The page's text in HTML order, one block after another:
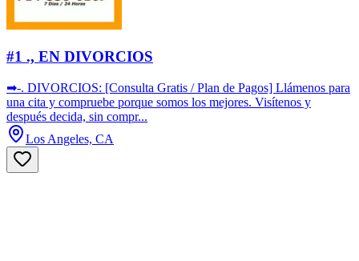
#1 ., EN DIVORCIOS
➡-. DIVORCIOS: [Consulta Gratis / Plan de Pagos] Llámenos para
una cita y compruebe porque somos los mejores. Visítenos y
después decida, sin compr...
Los Angeles, CA